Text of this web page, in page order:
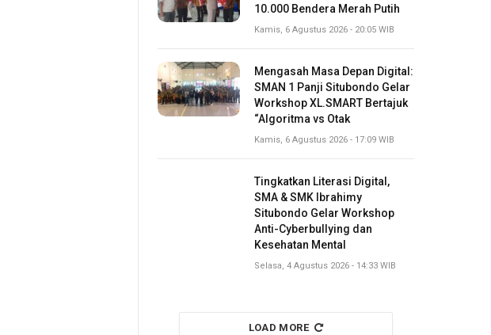
10.000 Bendera Merah Putih
Kamis, 6 Agustus 2026 - 20:05 WIB
Mengasah Masa Depan Digital:
SMAN 1 Panji Situbondo Gelar
Workshop XL.SMART Bertajuk
“Algoritma vs Otak
Kamis, 6 Agustus 2026 - 17:09 WIB
Tingkatkan Literasi Digital,
SMA & SMK Ibrahimy
Situbondo Gelar Workshop
Anti-Cyberbullying dan
Kesehatan Mental
Selasa, 4 Agustus 2026 - 14:33 WIB
LOAD MORE